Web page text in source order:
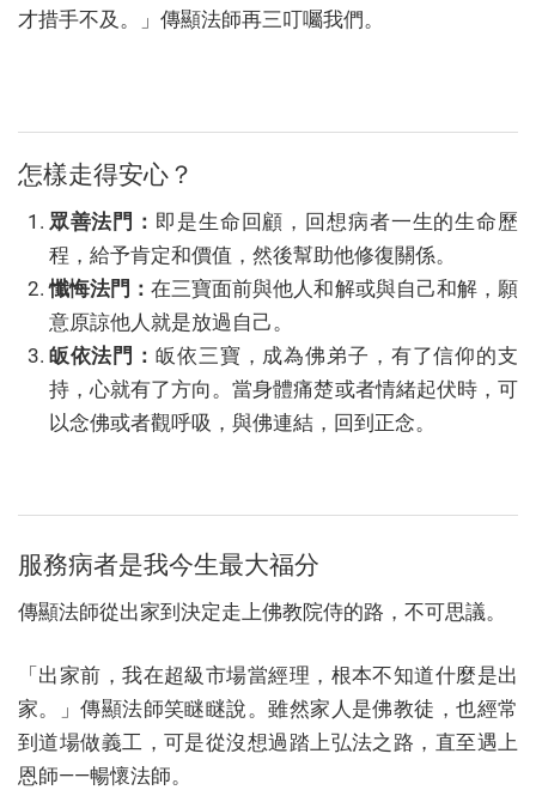
才措手不及。」傳顯法師再三叮囑我們。
怎樣走得安心？
眾善法門： 即是生命回顧，回想病者一生的生命歷
程，給予肯定和價值，然後幫助他修復關係。
懺悔法門： 在三寶面前與他人和解或與自己和解，願
意原諒他人就是放過自己。
皈依法門：皈依三寶，成為佛弟子，有了信仰的支
持，心就有了方向。當身體痛楚或者情緒起伏時，可
以念佛或者觀呼吸，與佛連結，回到正念。
服務病者是我今生最大福分
傳顯法師從出家到決定走上佛教院侍的路，不可思議。
「出家前，我在超級市場當經理，根本不知道什麼是出
家。」傳顯法師笑瞇瞇說。雖然家人是佛教徒，也經常
到道場做義工，可是從沒想過踏上弘法之路，直至遇上
恩師——暢懷法師。